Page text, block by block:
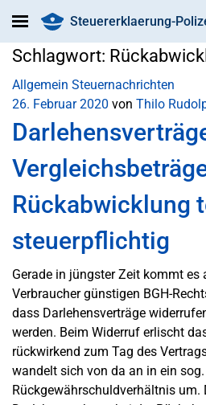
Steuererklaerung-
Schlagwort:
Allgemein Steuernachrichten
26. Februar 2020 von Thilo
Rückabwicklung
steuerpflichtig
Gerade in jüngster Zeit kommt es
Verbraucher günstigen BGH-
dass Darlehensverträge
werden. Beim Widerruf erlischt
rückwirkend zum Tag des
wandelt sich von da an in ein sog.
Rückgewährschuldverhältnis um.